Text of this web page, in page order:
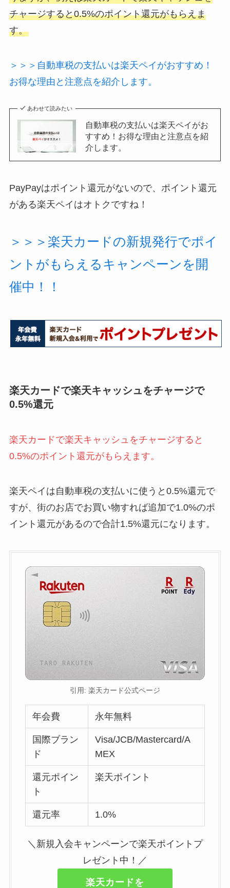
チャージすると0.5%のポイント還元がもらえま
す。
＞＞＞自動車税の支払いは楽天ペイがおすすめ！
お得な理由と注意点を紹介します。
あわせて読みたい
自動車税の支払いは楽天ペイがお
すすめ！お得な理由と注意点を紹
介します。
PayPayはポイント還元がないので、ポイント還元
がある楽天ペイはオトクですね！
＞＞＞楽天カードの新規発行でポイ
ントがもらえるキャンペーンを開
催中！！
楽天カードで楽天キャッシュをチャージで
0.5%還元
楽天カードで楽天キャッシュをチャージすると
0.5%のポイント還元がもらえます。
楽天ペイは自動車税の支払いに使うと0.5%還元で
すが、街のお店でお買い物すれば追加で1.0%のポ
イント還元があるので合計1.5%還元になります。
引用: 楽天カード公式ページ
年会費 永年無料
国際ブラン
ド
Visa/JCB/Mastercard/A
MEX
還元ポイン
ト
楽天ポイント
還元率 1.0%
＼新規入会キャンペーンで楽天ポイントプ
レゼント中！／
楽天カードを